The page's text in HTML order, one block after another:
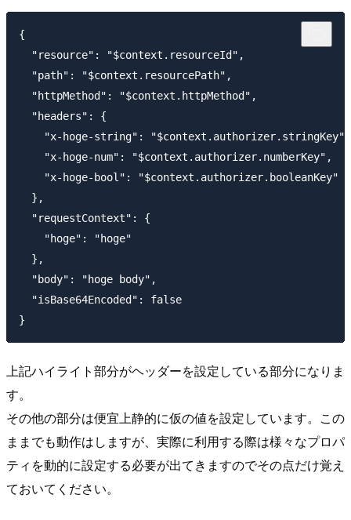
{
  "resource": "$context.resourceId",
  "path": "$context.resourcePath",
  "httpMethod": "$context.httpMethod",
  "headers": {
    "x-hoge-string": "$context.authorizer.stringKey",
    "x-hoge-num": "$context.authorizer.numberKey",
    "x-hoge-bool": "$context.authorizer.booleanKey"
  },
  "requestContext": {
    "hoge": "hoge"
  },
  "body": "hoge body",
  "isBase64Encoded": false
上記ハイライト部分がヘッダーを設定している部分になりま
す。
その他の部分は便宜上静的に仮の値を設定しています。この
ままでも動作はしますが、実際に利用する際は様々なプロパ
ティを動的に設定する必要が出てきますのでその点だけ覚え
ておいてください。